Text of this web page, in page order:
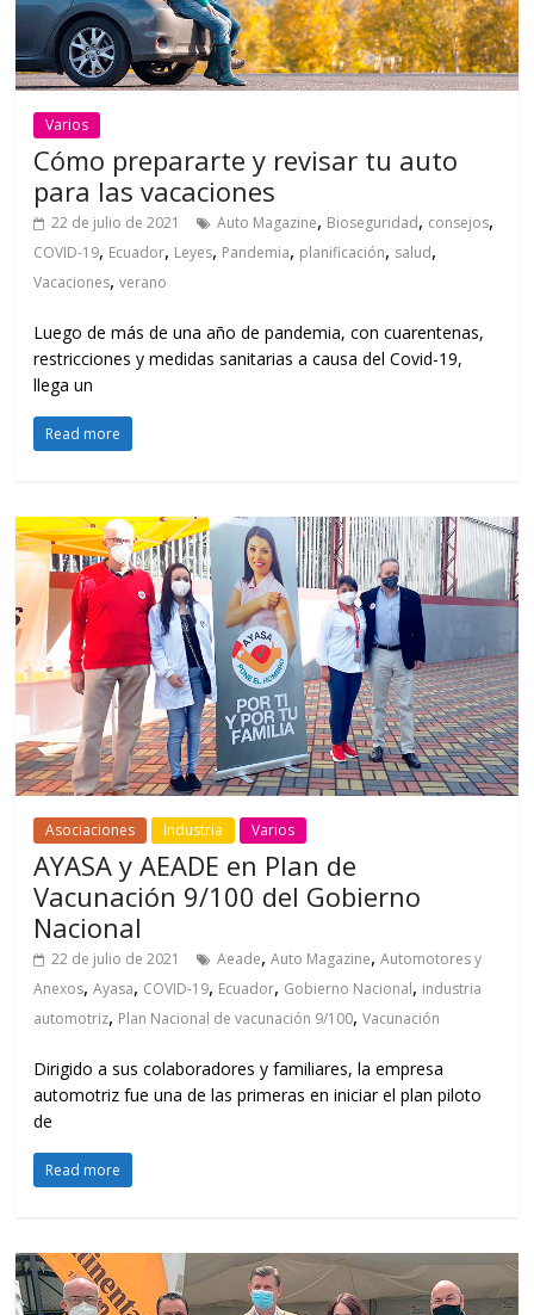
Varios
Cómo prepararte y revisar tu auto
para las vacaciones
22 de julio de 2021 Auto Magazine, Bioseguridad, consejos,
COVID-19, Ecuador, Leyes, Pandemia, planificación, salud,
Vacaciones,verano
Luego de más de una año de pandemia, con cuarentenas,
restricciones y medidas sanitarias a causa del Covid-19,
llega un
Read more
Asociaciones Industria Varios
AYASA y AEADE en Plan de
Vacunación 9/100 del Gobierno
Nacional
22 de julio de 2021 Aeade,Auto Magazine,Automotores y
Anexos,Ayasa, COVID-19, Ecuador, Gobierno Nacional, industria
automotriz, Plan Nacional de vacunación 9/100,Vacunación
Dirigido a sus colaboradores y familiares, la empresa
automotriz fue una de las primeras en iniciar el plan piloto
de
Read more